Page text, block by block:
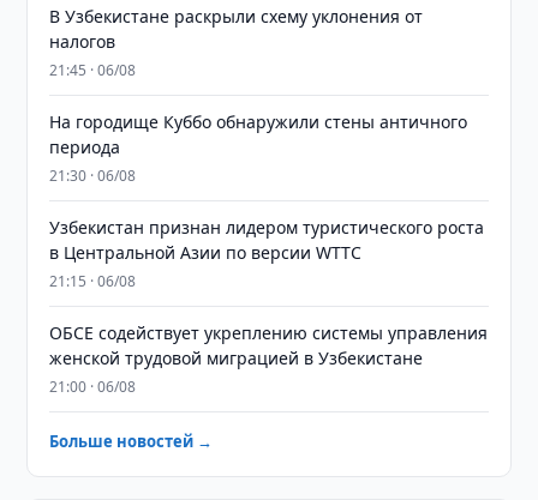
В Узбекистане раскрыли схему уклонения от
налогов
21:45 · 06/08
На городище Куббо обнаружили стены античного
периода
21:30 · 06/08
Узбекистан признан лидером туристического роста
в Центральной Азии по версии WTTC
21:15 · 06/08
ОБСЕ содействует укреплению системы управления
женской трудовой миграцией в Узбекистане
21:00 · 06/08
Больше новостей →